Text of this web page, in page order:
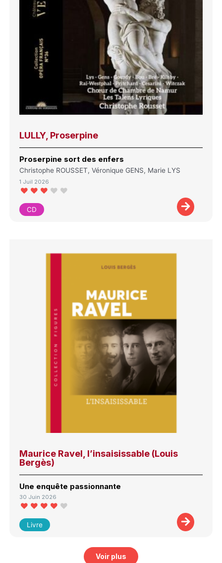
LULLY, Proserpine
Proserpine sort des enfers
Christophe ROUSSET, Véronique GENS, Marie LYS
1 Juil 2026
CD
Maurice Ravel, l’insaisissable (Louis
Bergès)
Une enquête passionnante
30 Juin 2026
Livre
Voir plus